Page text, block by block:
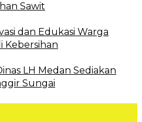
Sawit
dan Edukasi Warga
Kebersihan
LH Medan Sediakan
Sungai